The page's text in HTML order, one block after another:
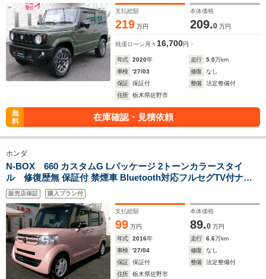
支払総額
219 万円
本体価格
209.0 万円
残価ローン 月々 16,700円
年式 2020年 走行 5.0万km
車検
'27/03 修復
なし
保証
保証付 整備
法定整備付
住所
栃木県佐野市
無
料
在庫確認・見積依頼
ホンダ
N-BOX 660 カスタムG Lパッケージ 2トーンカラースタイ
ル 修復歴無 保証付 禁煙車 Bluetooth対応フルセグTV付ナビ
ゲーション バックカメラ 左電動パワースライドドア 左右シー
トバックテーブル付 ETC スマートキー ステアリングリモコン
DVD再生機能付
販売店保証 購入プラン付
支払総額
99 万円
本体価格
89.0 万円
年式
2016年 走行 6.6万km
車検
'27/04 修復
なし
保証
保証付 整備
法定整備付
住所
栃木県佐野市